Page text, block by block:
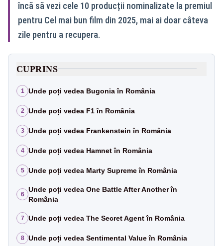
încă să vezi cele 10 producții nominalizate la premiul
pentru Cel mai bun film din 2025, mai ai doar câteva
zile pentru a recupera.
CUPRINS
1 Unde poți vedea Bugonia în România
2 Unde poți vedea F1 în România
3 Unde poți vedea Frankenstein în România
4 Unde poți vedea Hamnet în România
5 Unde poți vedea Marty Supreme în România
6
Unde poți vedea One Battle After Another în
România
7 Unde poți vedea The Secret Agent în România
8 Unde poți vedea Sentimental Value în România